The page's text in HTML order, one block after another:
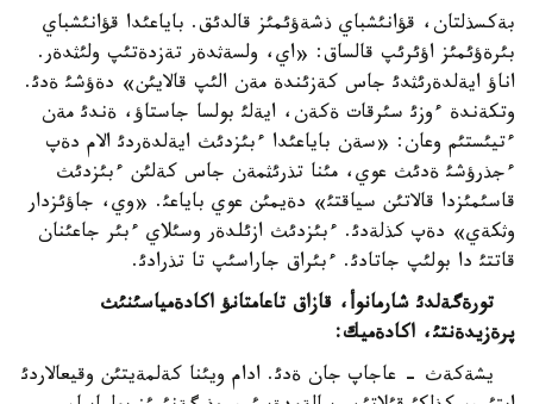
بةكسذلتان، قؤانئشباي ذشةؤئمئز قالدئق. باياعئدا قؤانئشباي
بئرةؤئمئز اؤئرئپ قالساق: «اي، ولسةثدةر تةزدةتئپ ولئثدةر.
اناؤ ايةلدةرئثدئ جاس كةزئندة مةن الئپ قالايئن» دةؤشئ ةدئ.
وتكةندة ءوزئ سئرقات ةكةن، ايةلئ بولسا جاستاؤ، ةندئ مةن
ءتيئستئم وعان: «سةن باياعئدا ءبئزدئث ايةلدةردئ الام دةپ
ءجذرؤشئ ةدئث عوي، مئنا تذرئثمةن جاس كةلئن ءبئزدئث
قاسئمئزدا قالاتئن سياقتئ» دةيمئن عوي باياعئ. «وي، جاؤئزدار
وثكةي» دةپ كذلةدئ. ءبئزدئث ازئلدةر وسئلاي ءبئر جاعئنان
قاتتئ دا بولئپ جاتادئ. ءبئراق جاراسئپ تا تذرادئ.
تورةگةلدئ شارمانوأ، قازاق تاعامتانؤ اكادةمياسئنئث
پرةزيدةنتئ، اكادةميك:
يشةكةث - عاجاپ جان ةدئ. ادام ويئنا كةلمةيتئن وقيعالاردئ